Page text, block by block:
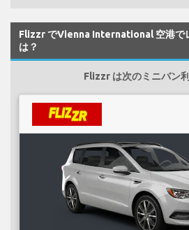
Flizzr でVienna International 空港で
は？
Flizzr は次のミニバン